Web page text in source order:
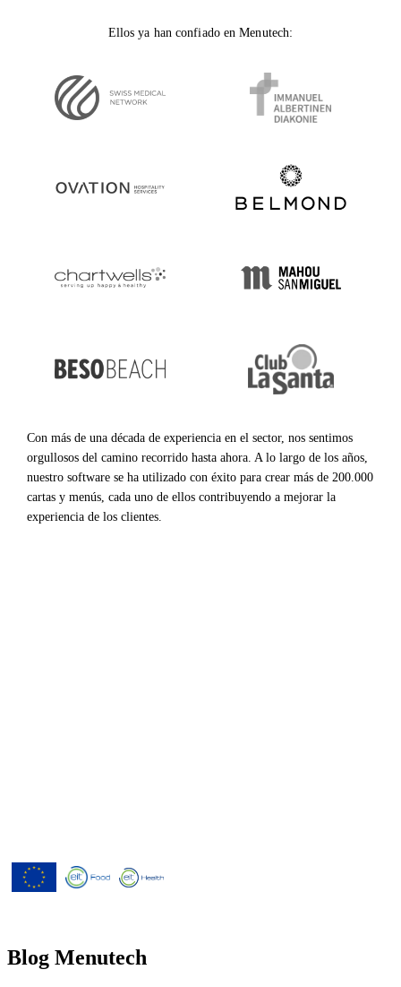
Ellos ya han confiado en Menutech:
Con más de una década de experiencia en el sector, nos sentimos
orgullosos del camino recorrido hasta ahora. A lo largo de los años,
nuestro software se ha utilizado con éxito para crear más de 200.000
cartas y menús, cada uno de ellos contribuyendo a mejorar la
experiencia de los clientes.
Blog Menutech